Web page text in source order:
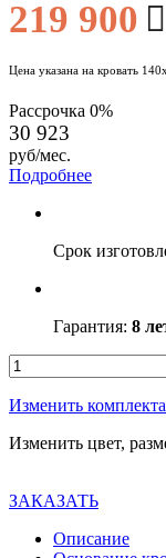
219 900
Цена указана на кровать
Рассрочка 0%
30 923
руб/мес.
Подробнее
Срок
Гарантия: 8
Изменить
Изменить цвет,
ЗАКАЗАТЬ
Описание